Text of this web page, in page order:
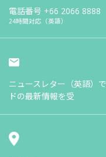
電話番号 +66 2066 8888
24時間対応（英語）
ニュースレター（英語）
ドの最新情報を受